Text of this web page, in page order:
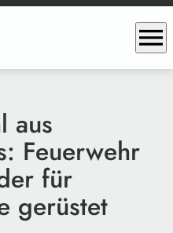
menu
aus
Feuerwehr
für
gerüstet